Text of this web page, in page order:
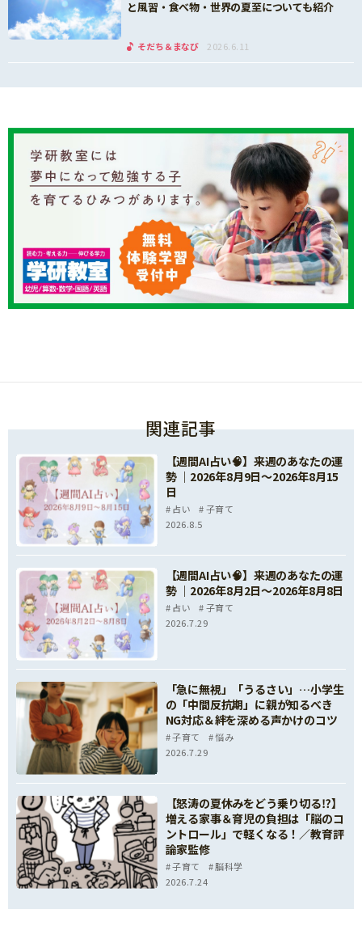
と風習・食べ物・世界の夏至についても紹介
そだち＆まなび 2026.6.11
関連記事
【週間AI占い🧠】来週のあなたの運
勢 ｜2026年8月9日〜2026年8月15
日
占い
子育て
2026.8.5
【週間AI占い🧠】来週のあなたの運
勢 ｜2026年8月2日〜2026年8月8日
占い
子育て
2026.7.29
「急に無視」「うるさい」…小学生
の「中間反抗期」に親が知るべき
NG対応＆絆を深める声かけのコツ
子育て
悩み
2026.7.29
【怒涛の夏休みをどう乗り切る⁉】
増える家事＆育児の負担は「脳のコ
ントロール」で軽くなる！／教育評
論家監修
子育て
脳科学
2026.7.24